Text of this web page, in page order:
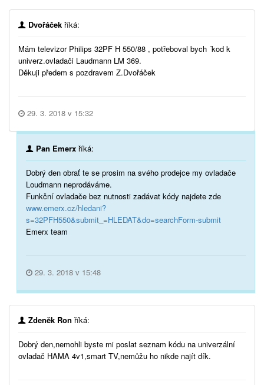
Dvořáček říká:
Mám televizor Philips 32PF H 550/88 , potřeboval bych ´kod k
univerz.ovladači Laudmann LM 369.
Děkuji předem s pozdravem Z.Dvořáček
29. 3. 2018 v 15:32
Pan Emerx říká:
Dobrý den obrať te se prosim na svého prodejce my ovladače
Loudmann neprodáváme.
Funkční ovladače bez nutnosti zadávat kódy najdete zde
www.emerx.cz/hledani?
s=32PFH550&submit_=HLEDAT&do=searchForm-submit
Emerx team
29. 3. 2018 v 15:48
Zdeněk Ron říká:
Dobrý den,nemohli byste mi poslat seznam kódu na univerzální
ovladač HAMA 4v1,smart TV,nemůžu ho nikde najít dík.